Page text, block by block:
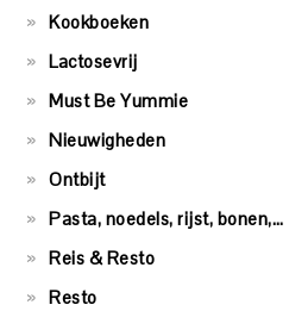
Kookboeken
Lactosevrij
Must Be Yummie
Nieuwigheden
Ontbijt
Pasta, noedels, rijst, bonen,…
Reis & Resto
Resto